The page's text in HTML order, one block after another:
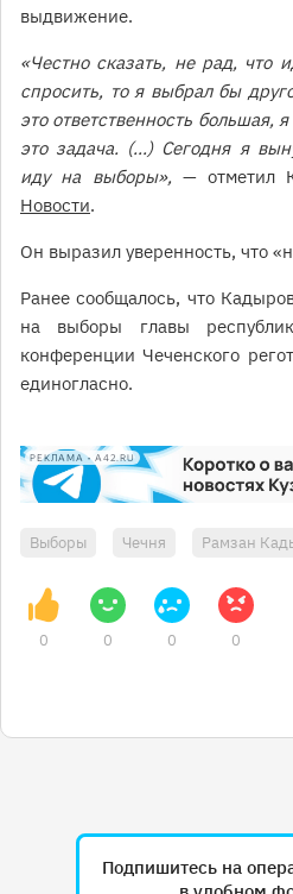
выдвижение.
«Честно сказать, не рад, что
спросить, то я выбрал бы
это ответственность большая,
это задача. (…) Сегодня я
иду на выборы», — отметил
Новости.
Он выразил уверенность, что
Ранее сообщалось, что
на выборы главы
конференции Чеченского
единогласно.
РЕКЛАМА • A42.RU
Выборы Чечня Рамзан
0 0 0 0
Подпишитесь на